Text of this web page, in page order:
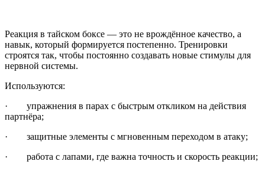
Реакция в тайском боксе — это не врождённое качество, а
навык, который формируется постепенно. Тренировки
строятся так, чтобы постоянно создавать новые стимулы для
нервной системы.
Используются:
· упражнения в парах с быстрым откликом на действия
партнёра;
· защитные элементы с мгновенным переходом в атаку;
· работа с лапами, где важна точность и скорость реакции;